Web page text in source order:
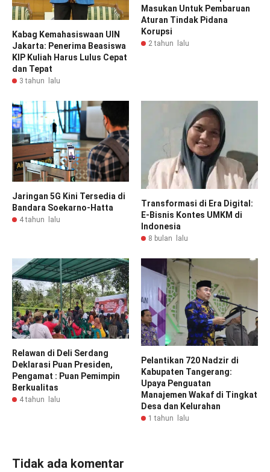
Kabag Kemahasiswaan UIN
Jakarta: Penerima Beasiswa
KIP Kuliah Harus Lulus Cepat
dan Tepat
3 tahun lalu
Masukan Untuk Pembaruan
Aturan Tindak Pidana
Korupsi
2 tahun lalu
Jaringan 5G Kini Tersedia di
Bandara Soekarno-Hatta
4 tahun lalu
Transformasi di Era Digital:
E-Bisnis Kontes UMKM di
Indonesia
8 bulan lalu
Relawan di Deli Serdang
Deklarasi Puan Presiden,
Pengamat : Puan Pemimpin
Berkualitas
4 tahun lalu
Pelantikan 720 Nadzir di
Kabupaten Tangerang:
Upaya Penguatan
Manajemen Wakaf di Tingkat
Desa dan Kelurahan
1 tahun lalu
Tidak ada komentar